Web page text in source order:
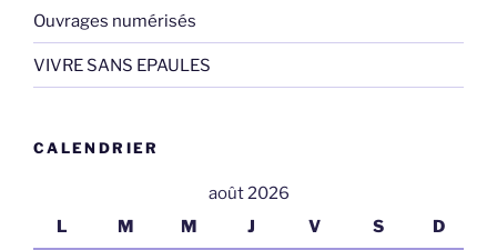
Ouvrages numérisés
VIVRE SANS EPAULES
CALENDRIER
août 2026
L
M M J V S D